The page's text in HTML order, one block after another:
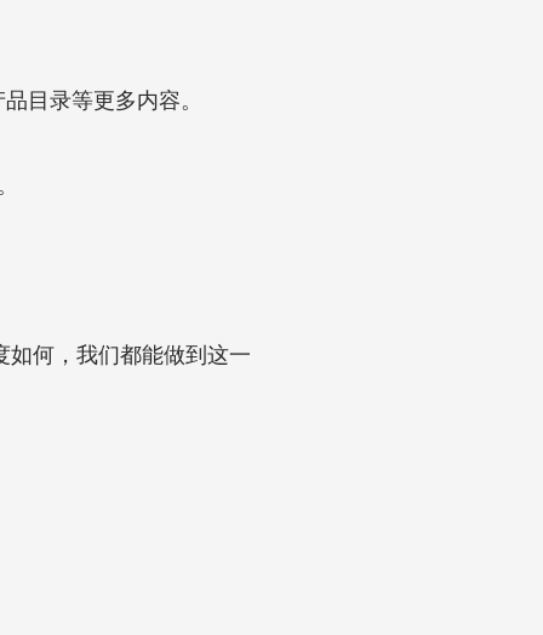
目录等更多内容。
如何，我们都能做到这一